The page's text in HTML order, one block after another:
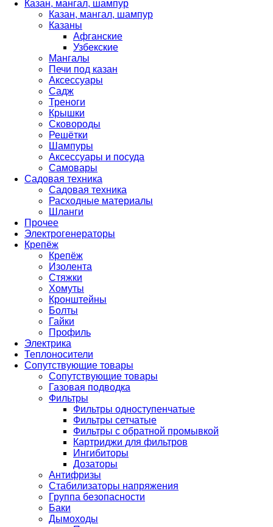
Казан, мангал, шампур
Казан, мангал, шампур
Казаны
Афганские
Узбекские
Мангалы
Печи под казан
Аксессуары
Садж
Треноги
Крышки
Сковороды
Решётки
Шампуры
Аксессуары и посуда
Самовары
Садовая техника
Садовая техника
Расходные материалы
Шланги
Прочее
Электрогенераторы
Крепёж
Крепёж
Изолента
Стяжки
Хомуты
Кронштейны
Болты
Гайки
Профиль
Электрика
Теплоносители
Сопутствующие товары
Сопутствующие товары
Газовая подводка
Фильтры
Фильтры одноступенчатые
Фильтры сетчатые
Фильтры с обратной промывкой
Картриджи для фильтров
Ингибиторы
Дозаторы
Антифризы
Стабилизаторы напряжения
Группа безопасности
Баки
Дымоходы